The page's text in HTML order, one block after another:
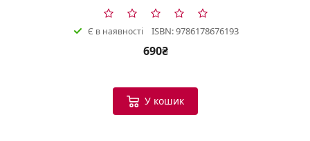
Є в наявності ISBN: 9786178676193
690₴
У кошик